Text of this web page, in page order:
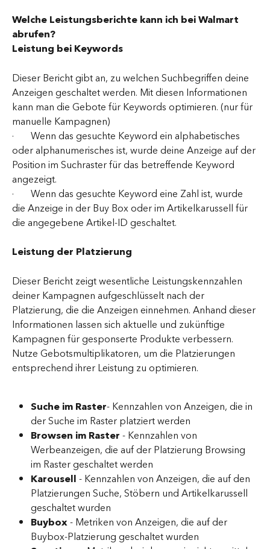
Welche Leistungsberichte kann ich bei Walmart
abrufen?
Leistung bei Keywords
Dieser Bericht gibt an, zu welchen Suchbegriffen deine
Anzeigen geschaltet werden. Mit diesen Informationen
kann man die Gebote für Keywords optimieren. (nur für
manuelle Kampagnen)
·       Wenn das gesuchte Keyword ein alphabetisches
oder alphanumerisches ist, wurde deine Anzeige auf der
Position im Suchraster für das betreffende Keyword
angezeigt.
·       Wenn das gesuchte Keyword eine Zahl ist, wurde
die Anzeige in der Buy Box oder im Artikelkarussell für
die angegebene Artikel-ID geschaltet.
Leistung der Platzierung
Dieser Bericht zeigt wesentliche Leistungskennzahlen
deiner Kampagnen aufgeschlüsselt nach der
Platzierung, die die Anzeigen einnehmen. Anhand dieser
Informationen lassen sich aktuelle und zukünftige
Kampagnen für gesponserte Produkte verbessern.
Nutze Gebotsmultiplikatoren, um die Platzierungen
entsprechend ihrer Leistung zu optimieren.
Suche im Raster- Kennzahlen von Anzeigen, die in
der Suche im Raster platziert werden
Browsen im Raster - Kennzahlen von
Werbeanzeigen, die auf der Platzierung Browsing
im Raster geschaltet werden
Karousell - Kennzahlen von Anzeigen, die auf den
Platzierungen Suche, Stöbern und Artikelkarussell
geschaltet wurden
Buybox - Metriken von Anzeigen, die auf der
Buybox-Platzierung geschaltet wurden